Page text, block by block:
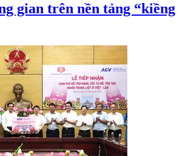
gian trên nền tảng “kiềng